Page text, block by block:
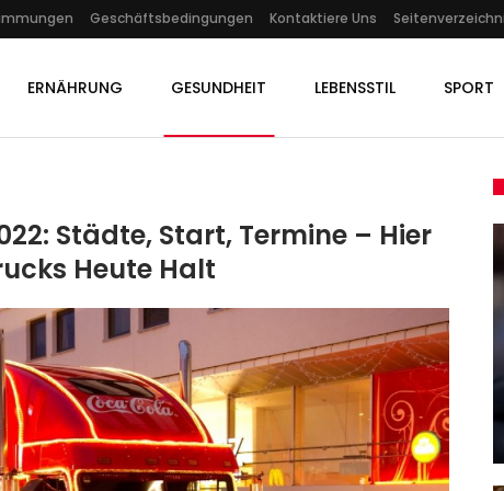
Geschäftsbedingungen Kontaktiere Uns
ERNÄHRUNG GESUNDHEIT LEBENSSTIL SPORT
Städte, Start, Termine – Hier
Heute Halt
Horror-Haus In Detroit:
Kinderleiche In Gefriertruhe…
Admin